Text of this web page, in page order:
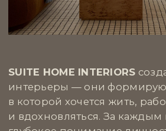
Телеграм→
Инстаграм*→
* Компания Meta признана экстремистской
организацией на территории РФ
Большой Каретный переулок, 24
строение 2, этаж 2, офис 1